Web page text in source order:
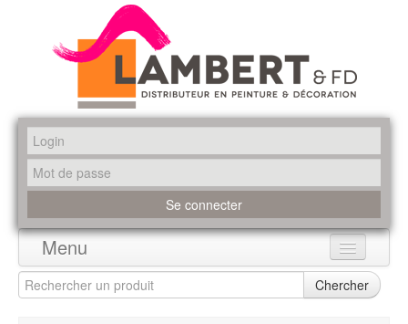
Menu
Accueil
Chercher